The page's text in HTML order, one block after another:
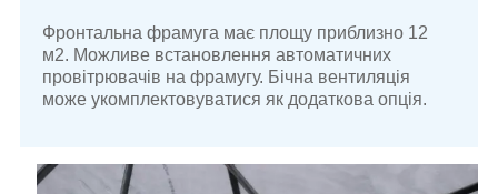
Фронтальна фрамуга має площу приблизно 12
м2. Можливе встановлення автоматичних
провітрювачів на фрамугу. Бічна вентиляція
може укомплектовуватися як додаткова опція.